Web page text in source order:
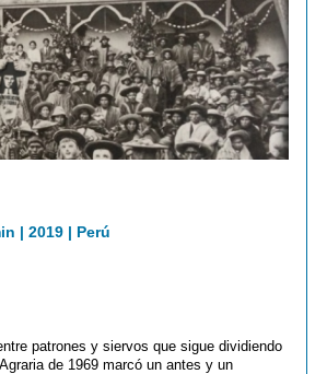
| 2019 | Perú
patrones y siervos que sigue dividiendo
de 1969 marcó un antes y un